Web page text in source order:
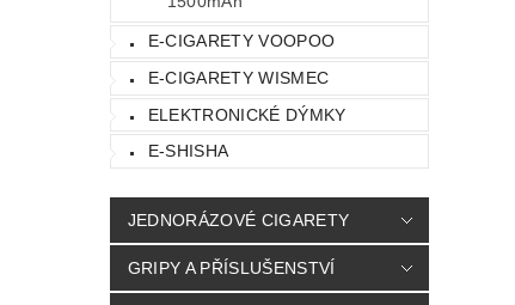
E-CIGARETY VOOPOO
E-CIGARETY WISMEC
ELEKTRONICKÉ DÝMKY
E-SHISHA
JEDNORÁZOVÉ CIGARETY
GRIPY A PŘÍSLUŠENSTVÍ